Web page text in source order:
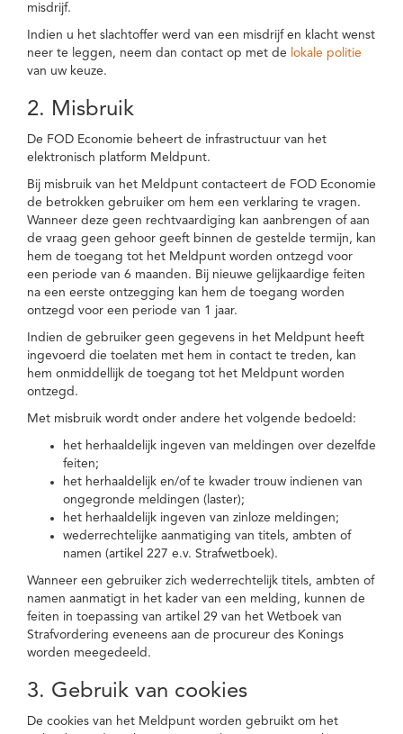
misdrijf.
Indien u het slachtoffer werd van een misdrijf en klacht wenst
neer te leggen, neem dan contact op met de lokale politie
van uw keuze.
2. Misbruik
De FOD Economie beheert de infrastructuur van het
elektronisch platform Meldpunt.
Bij misbruik van het Meldpunt contacteert de FOD Economie
de betrokken gebruiker om hem een verklaring te vragen.
Wanneer deze geen rechtvaardiging kan aanbrengen of aan
de vraag geen gehoor geeft binnen de gestelde termijn, kan
hem de toegang tot het Meldpunt worden ontzegd voor
een periode van 6 maanden. Bij nieuwe gelijkaardige feiten
na een eerste ontzegging kan hem de toegang worden
ontzegd voor een periode van 1 jaar.
Indien de gebruiker geen gegevens in het Meldpunt heeft
ingevoerd die toelaten met hem in contact te treden, kan
hem onmiddellijk de toegang tot het Meldpunt worden
ontzegd.
Met misbruik wordt onder andere het volgende bedoeld:
het herhaaldelijk ingeven van meldingen over dezelfde
feiten;
het herhaaldelijk en/of te kwader trouw indienen van
ongegronde meldingen (laster);
het herhaaldelijk ingeven van zinloze meldingen;
wederrechtelijke aanmatiging van titels, ambten of
namen (artikel 227 e.v. Strafwetboek).
Wanneer een gebruiker zich wederrechtelijk titels, ambten of
namen aanmatigt in het kader van een melding, kunnen de
feiten in toepassing van artikel 29 van het Wetboek van
Strafvordering eveneens aan de procureur des Konings
worden meegedeeld.
3. Gebruik van cookies
De cookies van het Meldpunt worden gebruikt om het